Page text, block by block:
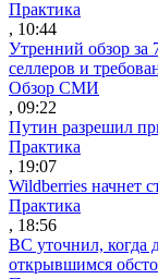
Практика
, 10:44
Утренний обзор за
селлеров и
Обзор СМИ
, 09:22
Путин разрешил
Практика
, 19:07
Wildberries начнет
Практика
, 18:56
ВС уточнил, когда
открывшимся